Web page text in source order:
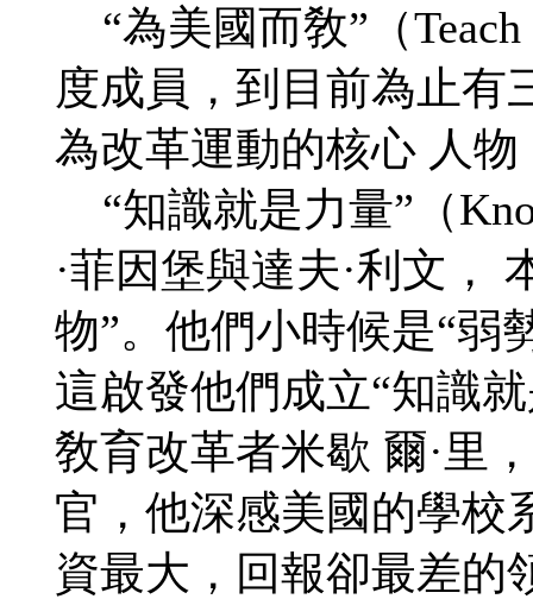
“為美國而敎”（
度成員，到目前為止有
為改革運動的核心 人
“知識就是力量”（
·菲因堡與達夫·利文，
物”。他們小時候是“弱
這啟發他們成立“知識
敎育改革者米歇 爾·里
官，他深感美國的學校
資最大，回報卻最差的